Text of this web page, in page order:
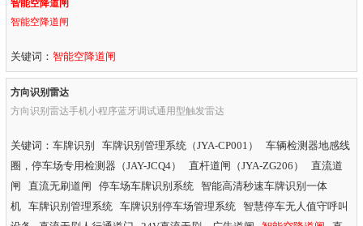
智能空降道闸
智能空降道闸
关键词：智能空降道闸
方向识别雷达
方向识别雷达手机小程序蓝牙调试通用型触发雷达
关键词：车牌识别 车牌识别管理系统（JYA-CP001） 车辆检测器地感线
圈，停车场专用检测器（JAY-JCQ4） 直杆道闸（JYA-ZG206） 直流道
闸 直流无刷道闸 停车场车牌识别系统 智能高清秒速车牌识别一体
机 车牌识别管理系统 车牌识别停车场管理系统 智慧停车无人值守呼叫